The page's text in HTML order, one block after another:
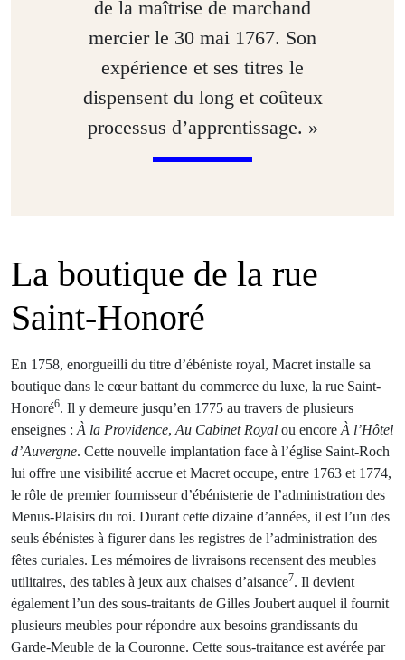
de la maîtrise de marchand
mercier le 30 mai 1767. Son
expérience et ses titres le
dispensent du long et coûteux
processus d’apprentissage. »
La boutique de la rue
Saint-Honoré
En 1758, enorgueilli du titre d’ébéniste royal, Macret installe sa
boutique dans le cœur battant du commerce du luxe, la rue Saint-
Honoré6. Il y demeure jusqu’en 1775 au travers de plusieurs
enseignes : À la Providence, Au Cabinet Royal ou encore À l’Hôtel
d’Auvergne. Cette nouvelle implantation face à l’église Saint-Roch
lui offre une visibilité accrue et Macret occupe, entre 1763 et 1774,
le rôle de premier fournisseur d’ébénisterie de l’administration des
Menus-Plaisirs du roi. Durant cette dizaine d’années, il est l’un des
seuls ébénistes à figurer dans les registres de l’administration des
fêtes curiales. Les mémoires de livraisons recensent des meubles
utilitaires, des tables à jeux aux chaises d’aisance7. Il devient
également l’un des sous-traitants de Gilles Joubert auquel il fournit
plusieurs meubles pour répondre aux besoins grandissants du
Garde-Meuble de la Couronne. Cette sous-traitance est avérée par